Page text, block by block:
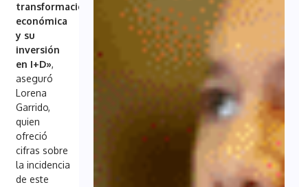
transformación
económica
y su
inversión
en I+D»,
aseguró
Lorena
Garrido,
quien
ofreció
cifras sobre
la incidencia
de este